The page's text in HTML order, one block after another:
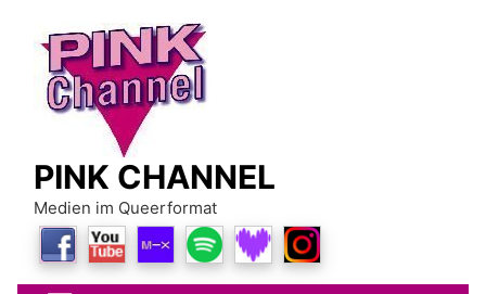
content
PINK CHANNEL
Medien im Queerformat